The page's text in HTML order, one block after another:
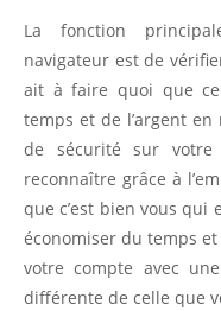
La fonction
navigateur est de
ait à faire quoi que ce
temps et de l’argent en
de sécurité sur
reconnaître grâce à
que c’est bien vous qui
économiser du temps et
votre compte avec
différente de celle que